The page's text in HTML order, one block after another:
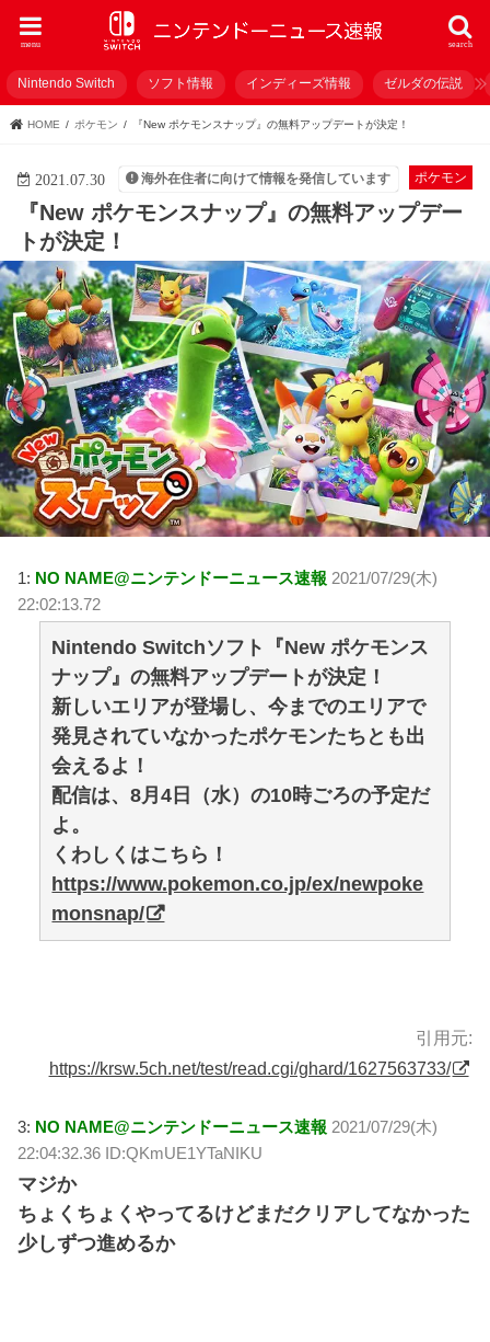
search
menu
Nintendo Switch ソフト情報 インディーズ情報 ゼルダの伝説
HOME ポケモン 『New ポケモンスナップ』の無料アップデートが決定！
ポケモン
2021.07.30 海外在住者に向けて情報を発信しています
『New ポケモンスナップ』の無料アップデー
トが決定！
1: NO NAME@ニンテンドーニュース速報 2021/07/29(木)
22:02:13.72
Nintendo Switchソフト『New ポケモンス
ナップ』の無料アップデートが決定！
新しいエリアが登場し、今までのエリアで
発見されていなかったポケモンたちとも出
会えるよ！
配信は、8月4日（水）の10時ごろの予定だ
よ。
くわしくはこちら！
https://www.pokemon.co.jp/ex/newpoke
monsnap/
引用元:
https://krsw.5ch.net/test/read.cgi/ghard/1627563733/
3: NO NAME@ニンテンドーニュース速報 2021/07/29(木)
22:04:32.36 ID:QKmUE1YTaNIKU
マジか
ちょくちょくやってるけどまだクリアしてなかった
少しずつ進めるか